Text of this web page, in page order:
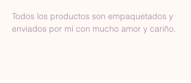
Todos los productos son empaquetados y
enviados por mí con mucho amor y cariño.